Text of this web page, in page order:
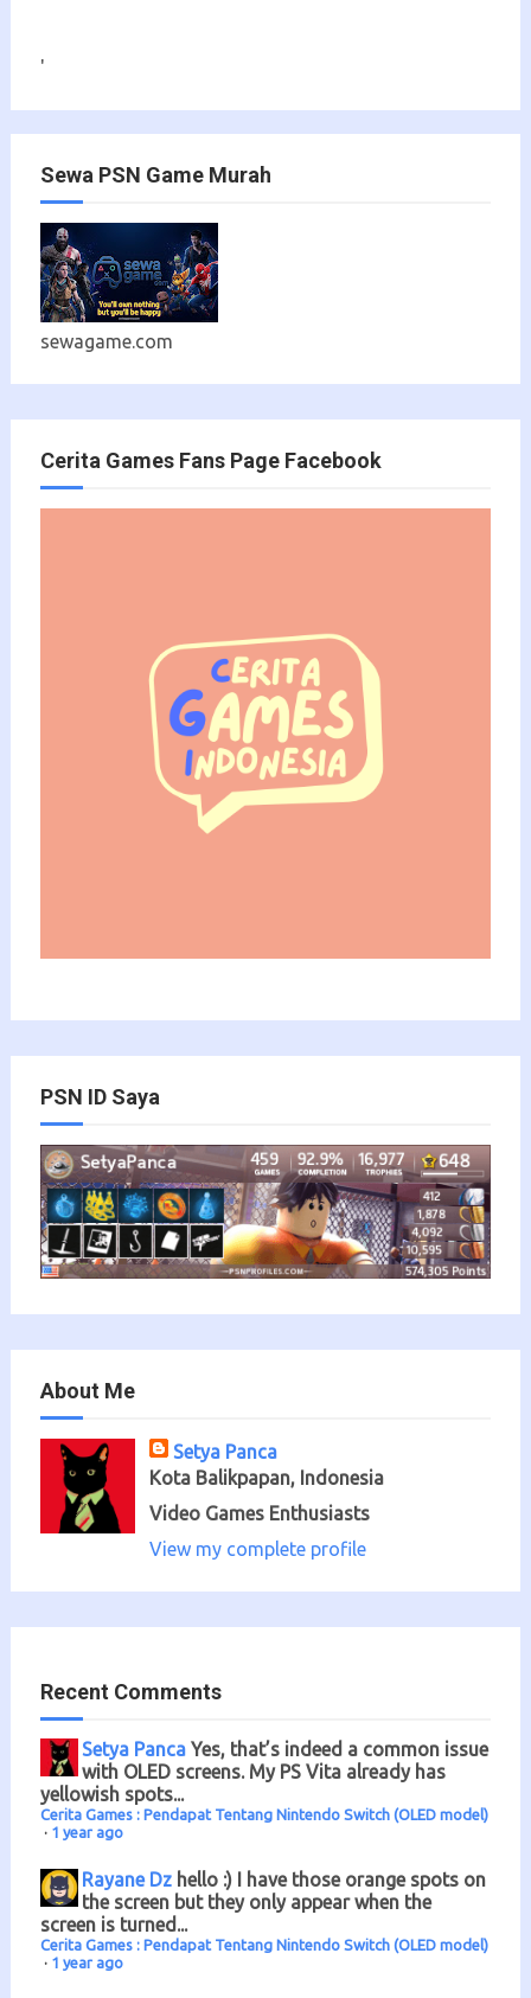
'
Sewa PSN Game Murah
sewagame.com
Cerita Games Fans Page Facebook
PSN ID Saya
About Me
Setya Panca
Kota Balikpapan, Indonesia
Video Games Enthusiasts
View my complete profile
Recent Comments
Setya Panca Yes, that’s indeed a common issue
with OLED screens. My PS Vita already has
yellowish spots...
Cerita Games : Pendapat Tentang Nintendo Switch (OLED model)
· 1 year ago
Rayane Dz hello :) I have those orange spots on
the screen but they only appear when the
screen is turned...
Cerita Games : Pendapat Tentang Nintendo Switch (OLED model)
· 1 year ago